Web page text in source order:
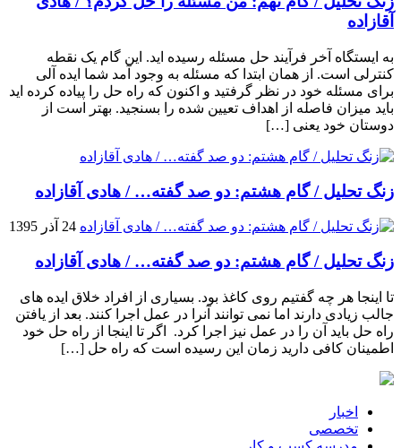
آقازاده
به ایستگاه آخر فرآیند حل مسئله رسیده اید. این گام یک نقطه
کنترلی است. از همان ابتدا که مسئله به وجود آمد شما ایده آلی
برای مسئله خود در نظر گرفتید و اکنون که راه حل را پیاده کرده اید
باید میزان فاصله از اهداف تعیین شده را بسنجید. بهتر است از
دوستان خود یعنی […]
زنگ تحلیل / گام هشتم: دو صد گفته… / هادی آقازاده
24 آذر 1395
زنگ تحلیل / گام هشتم: دو صد گفته… / هادی آقازاده
تا اینجا هر چه گفتیم روی کاغذ بود. بسیاری از افراد خلاق ایده های
جالب زیادی دارند اما نمی توانند آنرا در عمل اجرا کنند. بعد از یافتن
راه حل باید آن را در عمل نیز اجرا کرد. اگر تا اینجا از راه حل خود
اطمینان کافی دارید زمان این رسیده است که راه حل […]
اخبار
تخصصی